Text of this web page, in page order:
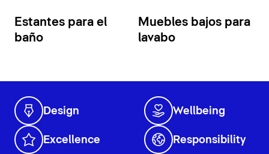
Estantes para el
baño
Muebles bajos para
lavabo
Design Wellbeing
Excellence Responsibility